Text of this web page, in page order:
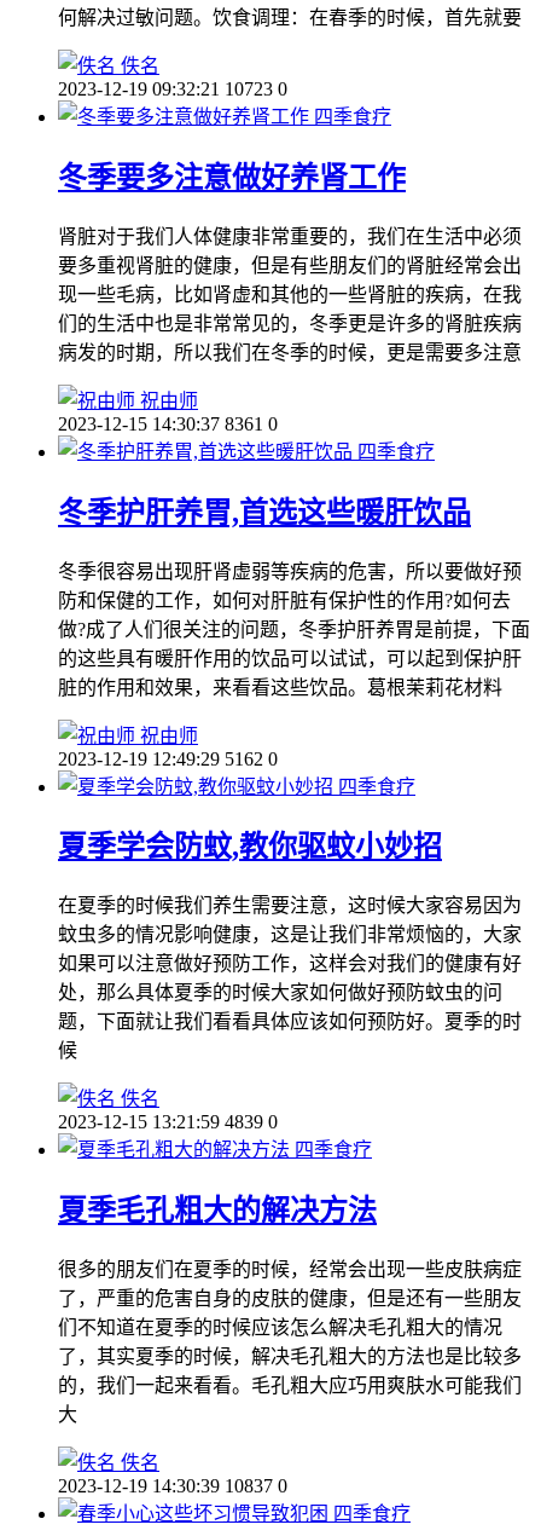
何解决过敏问题。饮食调理：在春季的时候，首先就要
佚名
2023-12-19 09:32:21 10723 0
四季食疗
冬季要多注意做好养肾工作
肾脏对于我们人体健康非常重要的，我们在生活中必须
要多重视肾脏的健康，但是有些朋友们的肾脏经常会出
现一些毛病，比如肾虚和其他的一些肾脏的疾病，在我
们的生活中也是非常常见的，冬季更是许多的肾脏疾病
病发的时期，所以我们在冬季的时候，更是需要多注意
祝由师
2023-12-15 14:30:37 8361 0
四季食疗
冬季护肝养胃,首选这些暖肝饮品
冬季很容易出现肝肾虚弱等疾病的危害，所以要做好预
防和保健的工作，如何对肝脏有保护性的作用?如何去
做?成了人们很关注的问题，冬季护肝养胃是前提，下面
的这些具有暖肝作用的饮品可以试试，可以起到保护肝
脏的作用和效果，来看看这些饮品。葛根茉莉花材料
祝由师
2023-12-19 12:49:29 5162 0
四季食疗
夏季学会防蚊,教你驱蚊小妙招
在夏季的时候我们养生需要注意，这时候大家容易因为
蚊虫多的情况影响健康，这是让我们非常烦恼的，大家
如果可以注意做好预防工作，这样会对我们的健康有好
处，那么具体夏季的时候大家如何做好预防蚊虫的问
题，下面就让我们看看具体应该如何预防好。夏季的时
候
佚名
2023-12-15 13:21:59 4839 0
四季食疗
夏季毛孔粗大的解决方法
很多的朋友们在夏季的时候，经常会出现一些皮肤病症
了，严重的危害自身的皮肤的健康，但是还有一些朋友
们不知道在夏季的时候应该怎么解决毛孔粗大的情况
了，其实夏季的时候，解决毛孔粗大的方法也是比较多
的，我们一起来看看。毛孔粗大应巧用爽肤水可能我们
大
佚名
2023-12-19 14:30:39 10837 0
四季食疗